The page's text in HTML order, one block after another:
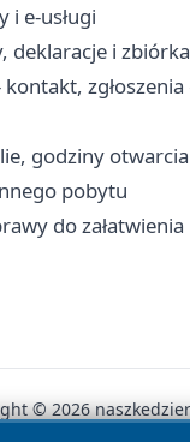
i e-usługi
deklaracje i
godziny otwarcia
pobytu
do załatwienia
© 2026